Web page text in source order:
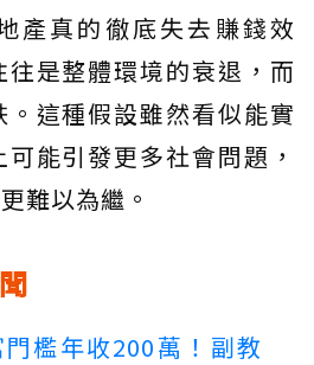
產真的徹底失去賺錢效
是整體環境的衰退，而
這種假設雖然看似能實
能引發更多社會問題，
難以為繼。
檻年收200萬！副教